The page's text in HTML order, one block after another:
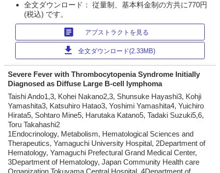
全文ダウンロード： 従量制、基本料金制の方共に770円
(税込) です。
article アブストラクトを見る
download 全文ダウンロード(2.33MB)
Severe Fever with Thrombocytopenia Syndrome Initially
Diagnosed as Diffuse Large B-cell lymphoma
Taishi Ando1,3, Kohei Nakano2,3, Shunsuke Hayashi3, Kohji
Yamashita3, Katsuhiro Hatao3, Yoshimi Yamashita4, Yuichiro
Hirata5, Sohtaro Mine5, Harutaka Katano5, Tadaki Suzuki5,6,
Toru Takahashi2
1Endocrinology, Metabolism, Hematological Sciences and
Therapeutics, Yamaguchi University Hospital, 2Department of
Hematology, Yamaguchi Prefectural Grand Medical Center,
3Department of Hematology, Japan Community Health care